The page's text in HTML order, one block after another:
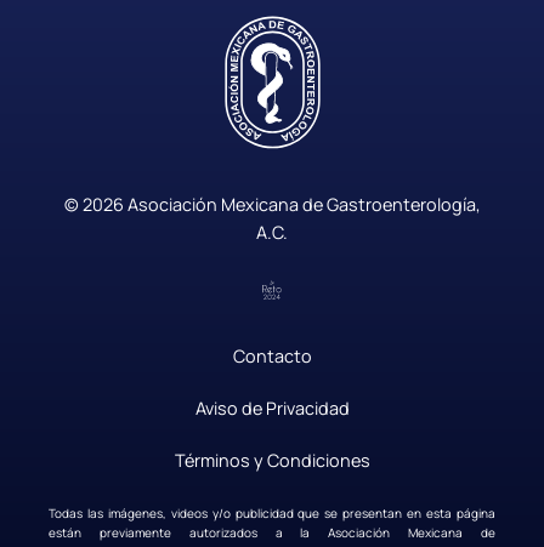
© 2026 Asociación Mexicana de Gastroenterología,
A.C.
Contacto
Aviso de Privacidad
Términos y Condiciones
Todas las imágenes, videos y/o publicidad que se presentan en esta página
están previamente autorizados a la Asociación Mexicana de